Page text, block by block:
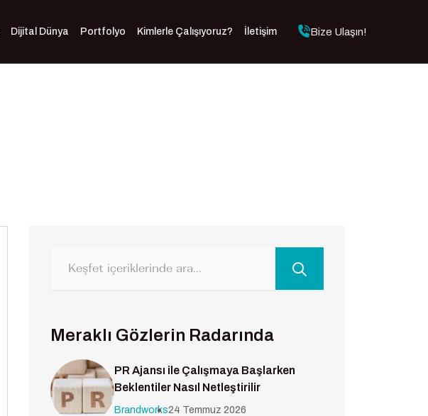
Dijital Dünya Portfolyo Kimlerle Çalışıyoruz? İletişim Bize Ulaşın!
Meraklı Gözlerin Radarında
PR Ajansı ile Çalışmaya Başlarken
Beklentiler Nasıl Netleştirilir
Brandworks24 Temmuz 2026